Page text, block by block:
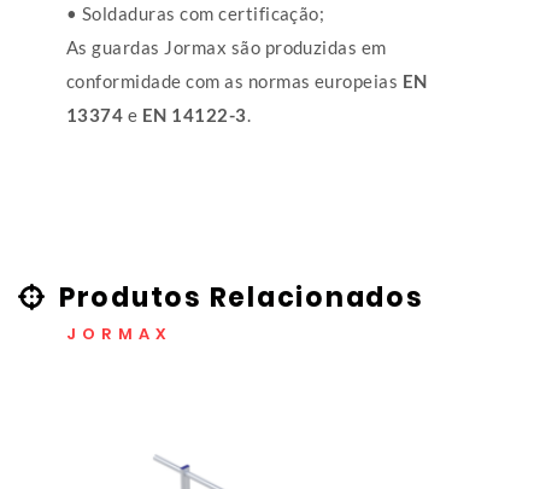
• Soldaduras com certificação;
As guardas Jormax são produzidas em
conformidade com as normas europeias EN
13374 e EN 14122-3.
Produtos Relacionados
JORMAX